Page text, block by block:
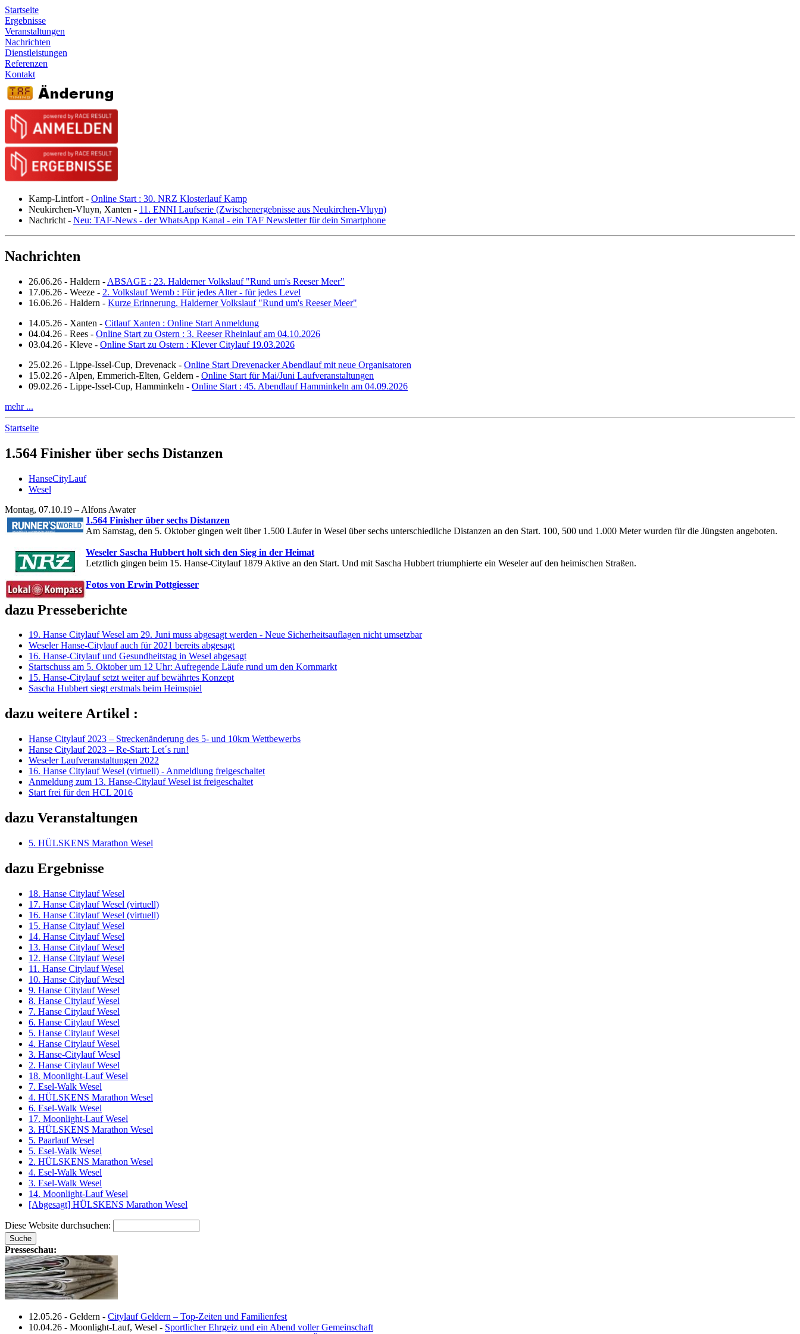
Startseite
Ergebnisse
Veranstaltungen
Nachrichten
Dienstleistungen
Referenzen
Kontakt
Kamp-Lintfort - Online Start : 30. NRZ Klosterlauf Kamp
Neukirchen-Vluyn, Xanten - 11. ENNI Laufserie (Zwischenergebnisse aus Neukirchen-Vluyn)
Nachricht - Neu: TAF-News - der WhatsApp Kanal - ein TAF Newsletter für dein Smartphone
Nachrichten
26.06.26 - Haldern - ABSAGE : 23. Halderner Volkslauf "Rund um's Reeser Meer"
17.06.26 - Weeze - 2. Volkslauf Wemb : Für jedes Alter - für jedes Level
16.06.26 - Haldern - Kurze Erinnerung. Halderner Volkslauf "Rund um's Reeser Meer"
14.05.26 - Xanten - Citlauf Xanten : Online Start Anmeldung
04.04.26 - Rees - Online Start zu Ostern : 3. Reeser Rheinlauf am 04.10.2026
03.04.26 - Kleve - Online Start zu Ostern : Klever Citylauf 19.03.2026
25.02.26 - Lippe-Issel-Cup, Drevenack - Online Start Drevenacker Abendlauf mit neue Organisatoren
15.02.26 - Alpen, Emmerich-Elten, Geldern - Online Start für Mai/Juni Laufveranstaltungen
09.02.26 - Lippe-Issel-Cup, Hamminkeln - Online Start : 45. Abendlauf Hamminkeln am 04.09.2026
mehr ...
Startseite
1.564 Finisher über sechs Distanzen
HanseCityLauf
Wesel
Montag, 07.10.19 – Alfons Awater
1.564 Finisher über sechs Distanzen
Am Samstag, den 5. Oktober gingen weit über 1.500 Läufer in Wesel über sechs unterschiedliche Distanzen an den Start. 100, 500 und 1.000 Meter wurden für die Jüngsten angeboten.
Weseler Sascha Hubbert holt sich den Sieg in der Heimat
Letztlich gingen beim 15. Hanse-Citylauf 1879 Aktive an den Start. Und mit Sascha Hubbert triumphierte ein Weseler auf den heimischen Straßen.
Fotos von Erwin Pottgiesser
dazu Presseberichte
19. Hanse Citylauf Wesel am 29. Juni muss abgesagt werden - Neue Sicherheitsauflagen nicht umsetzbar
Weseler Hanse-Citylauf auch für 2021 bereits abgesagt
16. Hanse-Citylauf und Gesundheitstag in Wesel abgesagt
Startschuss am 5. Oktober um 12 Uhr: Aufregende Läufe rund um den Kornmarkt
15. Hanse-Citylauf setzt weiter auf bewährtes Konzept
Sascha Hubbert siegt erstmals beim Heimspiel
dazu weitere Artikel :
Hanse Citylauf 2023 – Streckenänderung des 5- und 10km Wettbewerbs
Hanse Citylauf 2023 – Re-Start: Let´s run!
Weseler Laufveranstaltungen 2022
16. Hanse Citylauf Wesel (virtuell) - Anmeldlung freigeschaltet
Anmeldung zum 13. Hanse-Citylauf Wesel ist freigeschaltet
Start frei für den HCL 2016
dazu Veranstaltungen
5. HÜLSKENS Marathon Wesel
dazu Ergebnisse
18. Hanse Citylauf Wesel
17. Hanse Citylauf Wesel (virtuell)
16. Hanse Citylauf Wesel (virtuell)
15. Hanse Citylauf Wesel
14. Hanse Citylauf Wesel
13. Hanse Citylauf Wesel
12. Hanse Citylauf Wesel
11. Hanse Citylauf Wesel
10. Hanse Citylauf Wesel
9. Hanse Citylauf Wesel
8. Hanse Citylauf Wesel
7. Hanse Citylauf Wesel
6. Hanse Citylauf Wesel
5. Hanse Citylauf Wesel
4. Hanse Citylauf Wesel
3. Hanse-Citylauf Wesel
2. Hanse Citylauf Wesel
18. Moonlight-Lauf Wesel
7. Esel-Walk Wesel
4. HÜLSKENS Marathon Wesel
6. Esel-Walk Wesel
17. Moonlight-Lauf Wesel
3. HÜLSKENS Marathon Wesel
5. Paarlauf Wesel
5. Esel-Walk Wesel
2. HÜLSKENS Marathon Wesel
4. Esel-Walk Wesel
3. Esel-Walk Wesel
14. Moonlight-Lauf Wesel
[Abgesagt] HÜLSKENS Marathon Wesel
Diese Website durchsuchen:
Presseschau:
12.05.26 - Geldern - Citylauf Geldern – Top‑Zeiten und Familienfest
10.04.26 - Moonlight-Lauf, Wesel - Sportlicher Ehrgeiz und ein Abend voller Gemeinschaft